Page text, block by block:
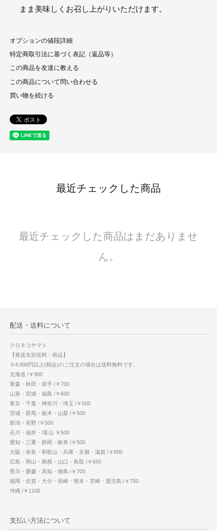
まま美味しくお召し上がりいただけます。
オプションの値段詳細
特定商取引法に基づく表記（返品等）
この商品を友達に教える
この商品について問い合わせる
買い物を続ける
最近チェックした商品
最近チェックした商品はまだありませ
ん。
配送・送料について
クロネコヤマト
【発送先別送料・税込】
※4,000円以上(税込)のご注文の場合は送料無料です。
北海道 /￥900
青森・秋田・岩手 /￥700
山形・宮城・福島 /￥600
東京・千葉・神奈川・埼玉 /￥500
茨城・群馬・栃木・山梨 /￥500
新潟・長野 /￥500
石川・福井・/富山 ￥500
愛知・三重・静岡・岐阜 /￥500
大阪・奈良・和歌山・兵庫・京都・滋賀 /￥600
広島・岡山・島根・山口・鳥取 /￥650
香川・愛媛・高知・徳島 /￥700
福岡・佐賀・大分・長崎・熊本・宮崎・鹿児島 /￥750
沖縄 /￥1100
支払い方法について